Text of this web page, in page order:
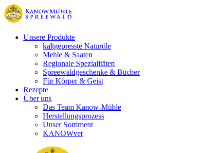
Unsere Produkte
kaltgepresste Naturöle
Mehle & Saaten
Regionale Spezialitäten
Spreewaldgeschenke & Bücher
Für Körper & Geist
Rezepte
Über uns
Das Team Kanow-Mühle
Herstellungsprozess
Unser Sortiment
KANOWvet